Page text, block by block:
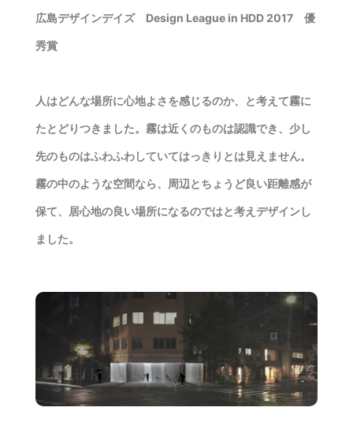
広島デザインデイズ Design League in HDD 2017 優
秀賞
人はどんな場所に心地よさを感じるのか、と考えて霧に
たとどりつきました。霧は近くのものは認識でき、少し
先のものはふわふわしていてはっきりとは見えません。
霧の中のような空間なら、周辺とちょうど良い距離感が
保て、居心地の良い場所になるのではと考えデザインし
ました。